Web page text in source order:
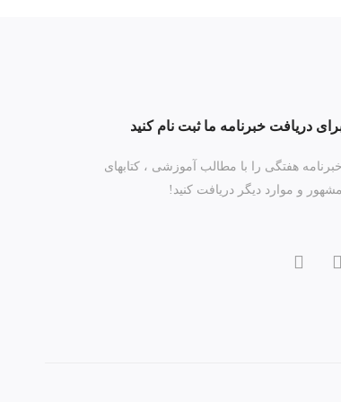
دریافت خبرنامه ما ثبت نام کنید
خبرنامه هفتگی را با مطالب آموزشی ، کتابهای
مشهور و موارد دیگر دریافت کنید!